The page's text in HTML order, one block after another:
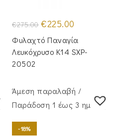
€275.00 Original
price
was:
€275.00.
€225.00
είναι:
€225.00.
Φυλαχτό Παναγία
Λευκόχρυσο Κ14 SXP-
20502
Άμεση παραλαβή /
Παράδoση 1 έως 3 ημέρες
-18%